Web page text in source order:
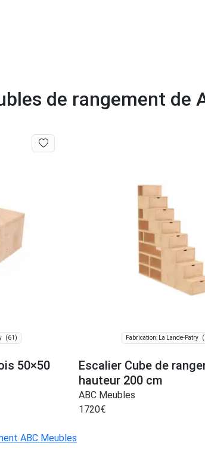
de rangement de
(61)
50×50
Fabrication: La Lande-Patry
Escalier Cube de
hauteur 200 cm
ABC Meubles
1720€
ABC Meubles